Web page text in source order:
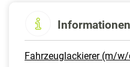
Fahrzeuglackierer (m/